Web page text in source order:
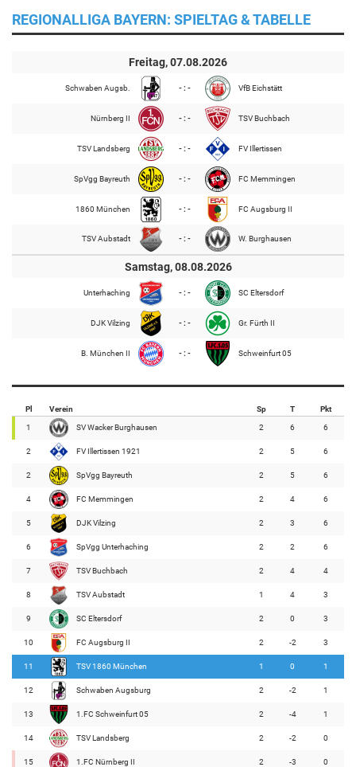
REGIONALLIGA BAYERN: SPIELTAG & TABELLE
Freitag, 07.08.2026
Schwaben Augsb. - : - VfB Eichstätt
Nürnberg II - : - TSV Buchbach
TSV Landsberg - : - FV Illertissen
SpVgg Bayreuth - : - FC Memmingen
1860 München - : - FC Augsburg II
TSV Aubstadt - : - W. Burghausen
Samstag, 08.08.2026
Unterhaching - : - SC Eltersdorf
DJK Vilzing - : - Gr. Fürth II
B. München II - : - Schweinfurt 05
Pl Verein Sp T Pkt
1 SV Wacker Burghausen 2 6 6
2 FV Illertissen 1921 2 5 6
2 SpVgg Bayreuth 2 5 6
4 FC Memmingen 2 4 6
5 DJK Vilzing 2 3 6
6 SpVgg Unterhaching 2 2 6
7 TSV Buchbach 2 4 4
8 TSV Aubstadt 1 4 3
9 SC Eltersdorf 2 0 3
10 FC Augsburg II 2 -2 3
11 TSV 1860 München 1 0 1
12 Schwaben Augsburg 2 -2 1
13 1.FC Schweinfurt 05 2 -4 1
14 TSV Landsberg 2 -2 0
15 1.FC Nürnberg II 2 -3 0